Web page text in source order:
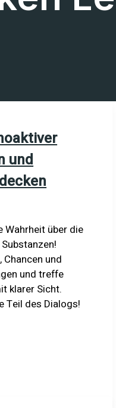
und
Wahrheit über die
und
und treffe
klarer Sicht.
Teil des Dialogs!